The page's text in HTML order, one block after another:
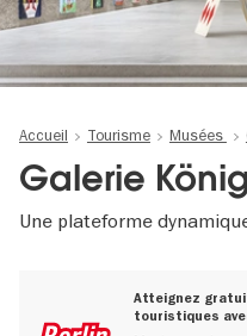
Accueil Tourisme Musées
Galerie König
Une plateforme
Atteignez
touristiques